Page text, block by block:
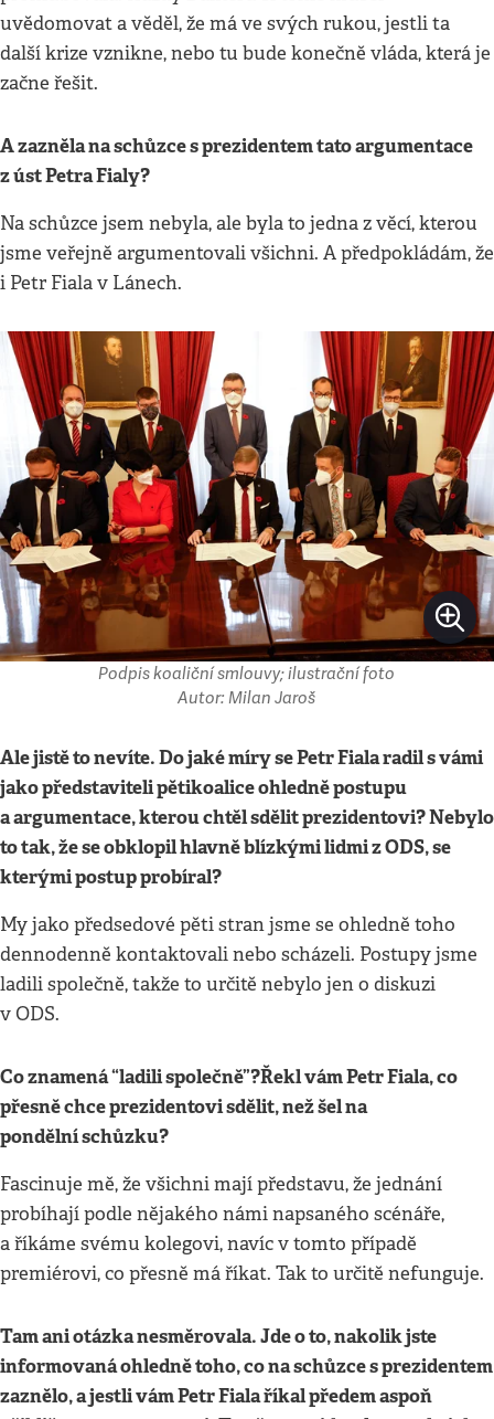
uvědomovat a věděl, že má ve svých rukou, jestli ta
další krize vznikne, nebo tu bude konečně vláda, která je
začne řešit.
A zazněla na schůzce s prezidentem tato argumentace
z úst Petra Fialy?
Na schůzce jsem nebyla, ale byla to jedna z věcí, kterou
jsme veřejně argumentovali všichni. A předpokládám, že
i Petr Fiala v Lánech.
Podpis koaliční smlouvy; ilustrační foto
Autor: Milan Jaroš
Ale jistě to nevíte. Do jaké míry se Petr Fiala radil s vámi
jako představiteli pětikoalice ohledně postupu
a argumentace, kterou chtěl sdělit prezidentovi? Nebylo
to tak, že se obklopil hlavně blízkými lidmi z ODS, se
kterými postup probíral?
My jako předsedové pěti stran jsme se ohledně toho
dennodenně kontaktovali nebo scházeli. Postupy jsme
ladili společně, takže to určitě nebylo jen o diskuzi
v ODS.
Co znamená “ladili společně”?Řekl vám Petr Fiala, co
přesně chce prezidentovi sdělit, než šel na
pondělní schůzku?
Fascinuje mě, že všichni mají představu, že jednání
probíhají podle nějakého námi napsaného scénáře,
a říkáme svému kolegovi, navíc v tomto případě
premiérovi, co přesně má říkat. Tak to určitě nefunguje.
Tam ani otázka nesměrovala. Jde o to, nakolik jste
informovaná ohledně toho, co na schůzce s prezidentem
zaznělo, a jestli vám Petr Fiala říkal předem aspoň